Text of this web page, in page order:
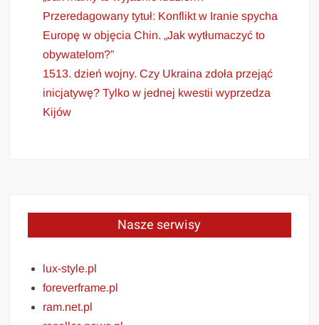
Przeredagowany tytuł: Konflikt w Iranie spycha
Europę w objęcia Chin. „Jak wytłumaczyć to
obywatelom?”
1513. dzień wojny. Czy Ukraina zdoła przejąć
inicjatywę? Tylko w jednej kwestii wyprzedza
Kijów
Nasze serwisy
lux-style.pl
foreverframe.pl
ram.net.pl